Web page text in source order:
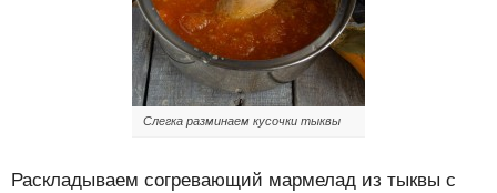
Слегка разминаем кусочки тыквы
Раскладываем согревающий мармелад из тыквы с